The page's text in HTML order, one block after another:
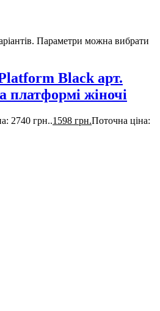
Параметри можна вибрати
Black арт.
платформі жіночі
2740 грн..1598 грн.Поточна ціна: